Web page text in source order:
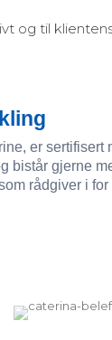
og til
er
bistår gjerne
rådgiver i